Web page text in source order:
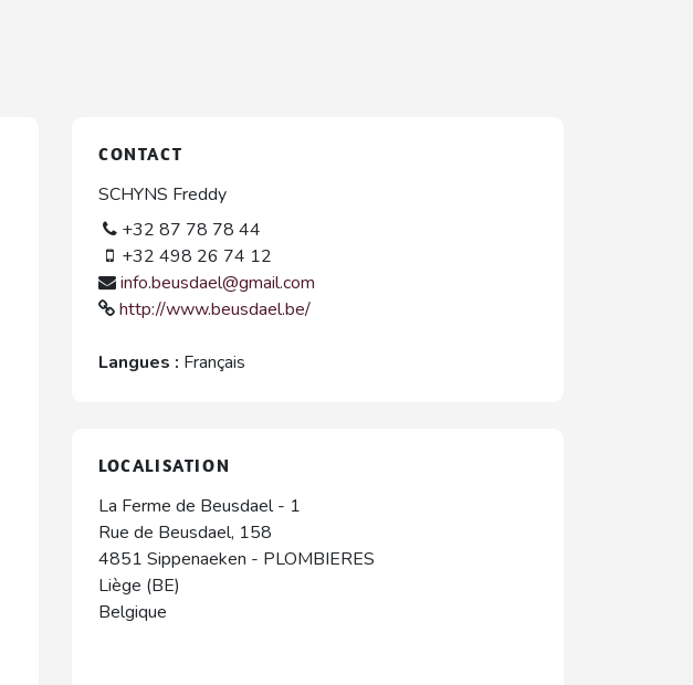
CONTACT
SCHYNS Freddy
+32 87 78 78 44
+32 498 26 74 12
info.beusdael@gmail.com
http://www.beusdael.be/
Langues : Français
LOCALISATION
La Ferme de Beusdael - 1
Rue de Beusdael, 158
4851 Sippenaeken - PLOMBIERES
Liège (BE)
Belgique